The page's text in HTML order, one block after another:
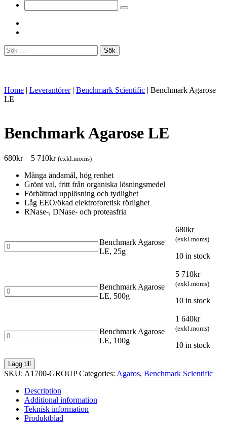
Sök
efter:
Home | Leverantörer | Benchmark Scientific | Benchmark Agarose
LE
Benchmark Agarose LE
680kr– 5 710kr (exkl.moms)
Många ändamål, hög renhet
Grönt val, fritt från organiska lösningsmedel
Förbättrad upplösning och tydlighet
Låg EEO/ökad elektroforetisk rörlighet
RNase-, DNase- och proteasfria
Benchmark
Agarose
Benchmark Agarose
LE, 25g
680kr
(exkl.moms)
10 in stock
Benchmark
Agarose
Benchmark Agarose
LE, 500g
5 710kr
(exkl.moms)
10 in stock
Benchmark
Agarose
100g
quantity
Benchmark Agarose
LE, 100g
1 640kr
(exkl.moms)
10 in stock
Lägg till
SKU: A1700-GROUP Categories: Agaros, Benchmark Scientific
Description
Additional information
Teknisk information
Produktblad